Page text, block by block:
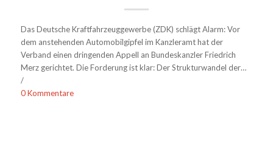
Das Deutsche Kraftfahrzeuggewerbe (ZDK) schlägt Alarm: Vor
dem anstehenden Automobilgipfel im Kanzleramt hat der
Verband einen dringenden Appell an Bundeskanzler Friedrich
Merz gerichtet. Die Forderung ist klar: Der Strukturwandel der…
/
0 Kommentare